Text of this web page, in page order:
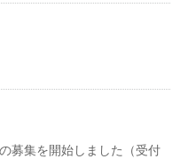
募集を開始しました（受付